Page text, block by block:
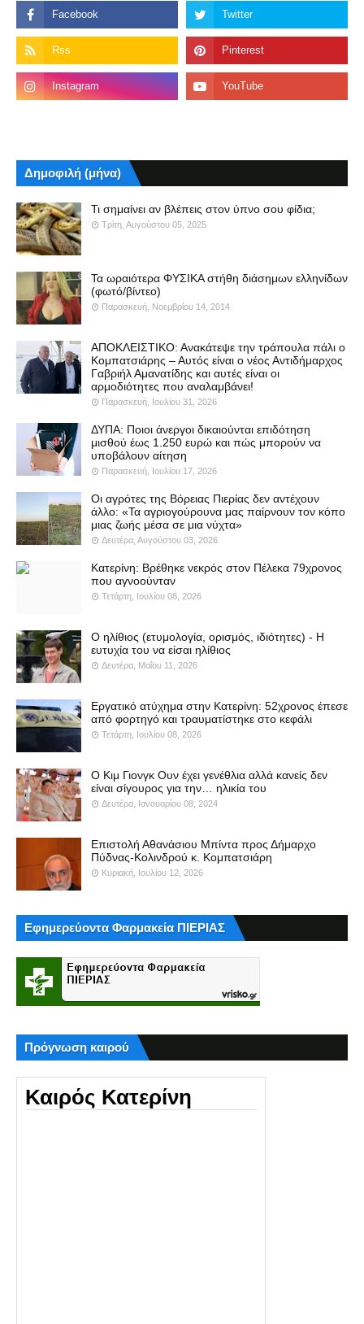
Δημοφιλή (μήνα)
Τι σημαίνει αν βλέπεις στον ύπνο σου φίδια;
Τρίτη, Αυγούστου 05, 2025
Τα ωραιότερα ΦΥΣΙΚΑ στήθη διάσημων ελληνίδων
(φωτό/βίντεο)
Παρασκευή, Νοεμβρίου 14, 2014
ΑΠΟΚΛΕΙΣΤΙΚΟ: Ανακάτεψε την τράπουλα πάλι ο
Κομπατσιάρης – Αυτός είναι ο νέος Αντιδήμαρχος
Γαβριήλ Αμανατίδης και αυτές είναι οι
αρμοδιότητες που αναλαμβάνει!
Παρασκευή, Ιουλίου 31, 2026
ΔΥΠΑ: Ποιοι άνεργοι δικαιούνται επιδότηση
μισθού έως 1.250 ευρώ και πώς μπορούν να
υποβάλουν αίτηση
Παρασκευή, Ιουλίου 17, 2026
Οι αγρότες της Βόρειας Πιερίας δεν αντέχουν
άλλο: «Τα αγριογούρουνα μας παίρνουν τον κόπο
μιας ζωής μέσα σε μια νύχτα»
Δευτέρα, Αυγούστου 03, 2026
Κατερίνη: Βρέθηκε νεκρός στον Πέλεκα 79χρονος
που αγνοούνταν
Τετάρτη, Ιουλίου 08, 2026
Ο ηλίθιος (ετυμολογία, ορισμός, ιδιότητες) - Η
ευτυχία του να είσαι ηλίθιος
Δευτέρα, Μαΐου 11, 2026
Εργατικό ατύχημα στην Κατερίνη: 52χρονος έπεσε
από φορτηγό και τραυματίστηκε στο κεφάλι
Τετάρτη, Ιουλίου 08, 2026
Ο Κιμ Γιονγκ Ουν έχει γενέθλια αλλά κανείς δεν
είναι σίγουρος για την… ηλικία του
Δευτέρα, Ιανουαρίου 08, 2024
Επιστολή Αθανάσιου Μπίντα προς Δήμαρχο
Πύδνας-Κολινδρού κ. Κομπατσιάρη
Κυριακή, Ιουλίου 12, 2026
Εφημερεύοντα Φαρμακεία ΠΙΕΡΙΑΣ
Πρόγνωση καιρού
Καιρός Κατερίνη